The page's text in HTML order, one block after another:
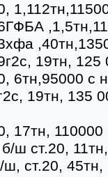
19тн,
6тн,95000 с
19тн, 135
17тн, 110000
ш ст.20,
ст.20,